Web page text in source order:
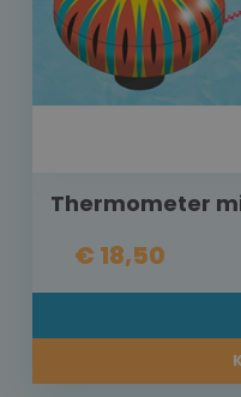
Thermometer
€ 18,50